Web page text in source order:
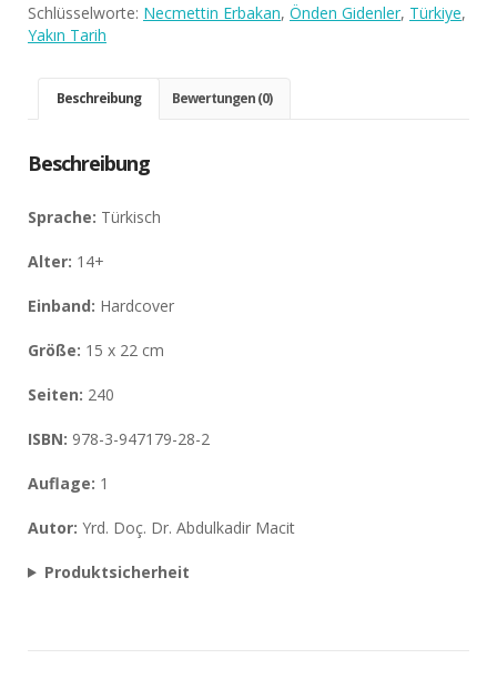
Schlüsselworte: Necmettin Erbakan, Önden Gidenler, Türkiye,
Yakın Tarih
Beschreibung Bewertungen (0)
Beschreibung
Sprache: Türkisch
Alter: 14+
Einband: Hardcover
Größe: 15 x 22 cm
Seiten: 240
ISBN: 978-3-947179-28-2
Auflage: 1
Autor: Yrd. Doç. Dr. Abdulkadir Macit
Produktsicherheit